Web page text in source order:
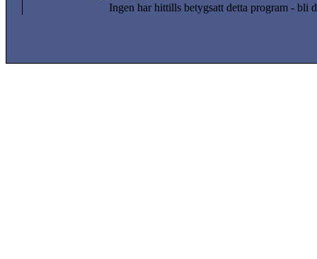
Ingen har hittills betygsatt detta program - bli